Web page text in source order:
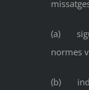
(a) sigui
normes
(b)